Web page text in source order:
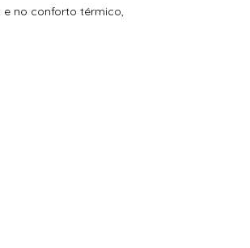
no conforto térmico,